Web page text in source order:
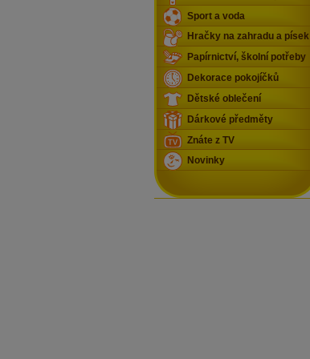
Sport a voda
Hračky na zahradu a písek
Papírnictví, školní potřeby
Dekorace pokojíčků
Dětské oblečení
Dárkové předměty
Znáte z TV
Novinky